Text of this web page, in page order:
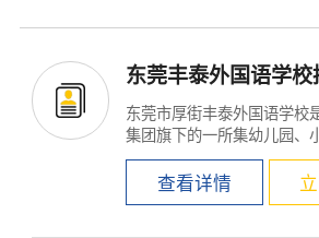
东莞丰泰外国语学校
东莞市厚街丰泰外国语学校
集团旗下的一所集幼儿园、
一体，寄宿和走读...
查看详情